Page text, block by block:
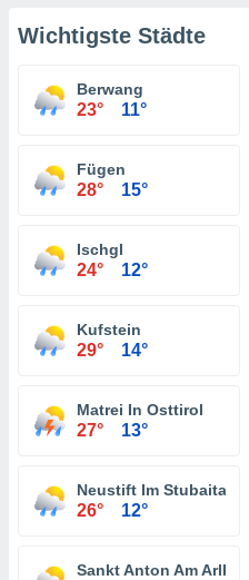
Wichtigste Städte
Berwang
23° 11°
Fügen
28° 15°
Ischgl
24° 12°
Kufstein
29° 14°
Matrei In Osttirol
27° 13°
Neustift Im Stubaital
26° 12°
Sankt Anton Am Arlberg